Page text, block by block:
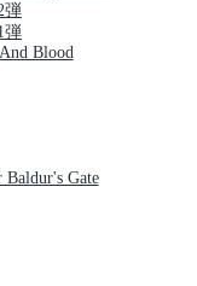
弾
弾
Blood
Baldur's Gate